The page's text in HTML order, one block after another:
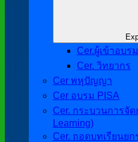
Cer.ผู้เข้าอบร
Cer. วิทยากร
Cer พหุปัญญา
Cer อบรม PISA
Cer. กระบวนการจัด
Learning)
Cer. ถอดบทเรียนย